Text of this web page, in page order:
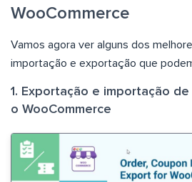
WooCommerce
Vamos agora ver alguns dos
importação e exportação que
1. Exportação e importação
o WooCommerce